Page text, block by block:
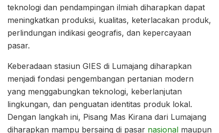
teknologi dan pendampingan ilmiah diharapkan dapat
meningkatkan produksi, kualitas, keterlacakan produk,
perlindungan indikasi geografis, dan kepercayaan
pasar.
Keberadaan stasiun GIES di Lumajang diharapkan
menjadi fondasi pengembangan pertanian modern
yang menggabungkan teknologi, keberlanjutan
lingkungan, dan penguatan identitas produk lokal.
Dengan langkah ini, Pisang Mas Kirana dari Lumajang
diharapkan mampu bersaing di pasar nasional maupun